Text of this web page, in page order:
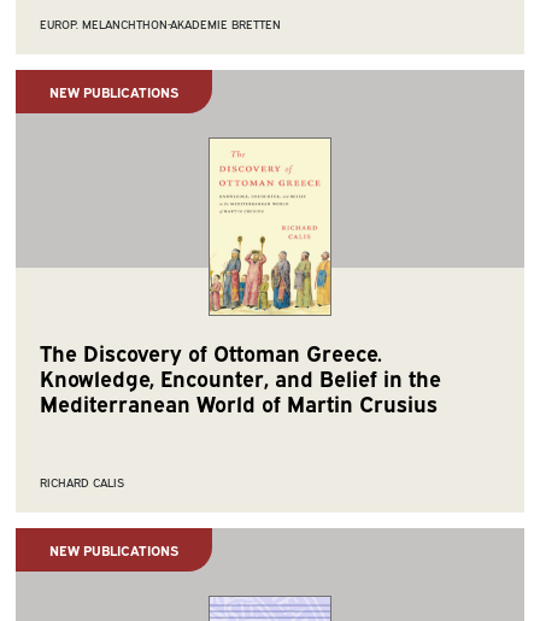
EUROP. MELANCHTHON-AKADEMIE BRETTEN
NEW PUBLICATIONS
The Discovery of Ottoman Greece.
Knowledge, Encounter, and Belief in the
Mediterranean World of Martin Crusius
RICHARD CALIS
NEW PUBLICATIONS